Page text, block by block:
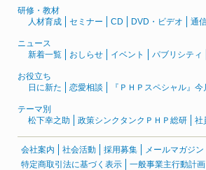
研修・教材
人材育成
セミナー CD DVD・ビデオ 通
ニュース
新着一覧
おしらせ イベント パブリシティ
お役立ち
日に新た
恋愛相談 『ＰＨＰスペシャル』
テーマ別
松下幸之助
政策シンクタンクＰＨＰ総研 社
会社案内 社会活動 採用募集 メールマガジン
特定商取引法に基づく表示
一般事業主行動計画